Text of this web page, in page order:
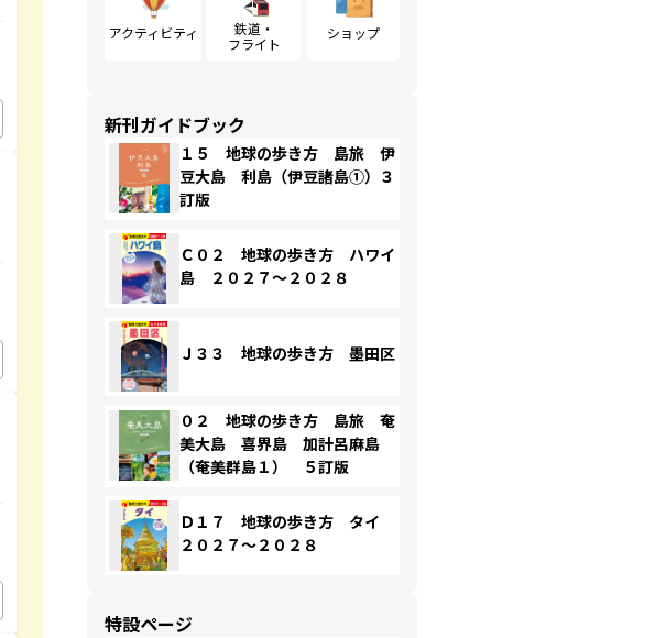
アクティビティ
鉄道・
フライト
ショップ
新刊ガイドブック
１５ 地球の歩き方 島旅 伊
豆大島 利島（伊豆諸島①）３
訂版
Ｃ０２ 地球の歩き方 ハワイ
島 ２０２７～２０２８
Ｊ３３ 地球の歩き方 墨田区
０２ 地球の歩き方 島旅 奄
美大島 喜界島 加計呂麻島
（奄美群島１） ５訂版
Ｄ１７ 地球の歩き方 タイ
２０２７～２０２８
特設ページ